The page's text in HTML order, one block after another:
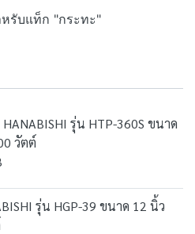
รับแท็ก "กระทะ"
รุ่น HTP-360S ขนาด
วัตต์
รุ่น HGP-39 ขนาด 12 นิ้ว